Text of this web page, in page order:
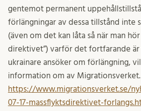
gentemot permanent
förlängningar av dessa tillstånd inte
(även om det kan låta så när man
direktivet”) varför det fortfarande
ukrainare ansöker om förlängning,
information om av Migrationsverket.
https://www.migrationsverket.se/
07-17-massflyktsdirektivet-